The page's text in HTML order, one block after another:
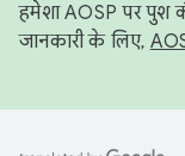
हमेशा AOSP पर पुश
जानकारी के लिए,